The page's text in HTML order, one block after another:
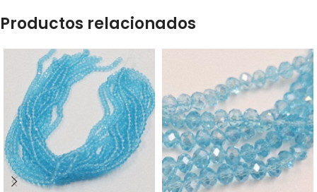
Productos relacionados